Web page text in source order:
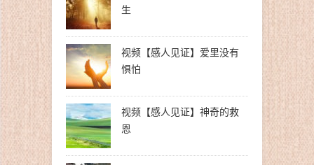
生
视频【感人见证】爱里没有
惧怕
视频【感人见证】神奇的救
恩